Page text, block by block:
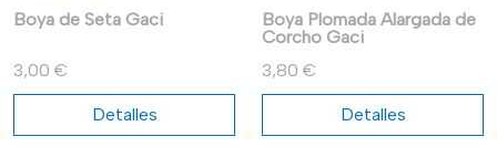
Boya de Seta Gaci
3,00 €
Detalles
Boya Plomada Alargada de
Corcho Gaci
3,80 €
Detalles